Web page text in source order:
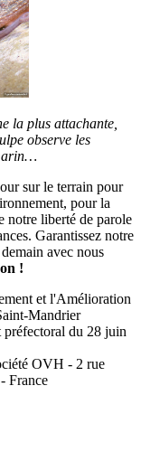
la plus attachante,
observe les
sur le terrain pour
pour la
notre liberté de parole
Garantissez notre
avec nous
!
et l'Amélioration
Mandrier
du 28 juin
OVH - 2 rue
France